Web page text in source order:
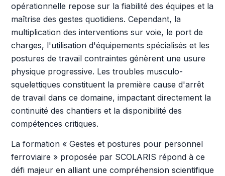
opérationnelle repose sur la fiabilité des équipes et la
maîtrise des gestes quotidiens. Cependant, la
multiplication des interventions sur voie, le port de
charges, l'utilisation d'équipements spécialisés et les
postures de travail contraintes génèrent une usure
physique progressive. Les troubles musculo-
squelettiques constituent la première cause d'arrêt
de travail dans ce domaine, impactant directement la
continuité des chantiers et la disponibilité des
compétences critiques.
La formation « Gestes et postures pour personnel
ferroviaire » proposée par SCOLARIS répond à ce
défi majeur en alliant une compréhension scientifique